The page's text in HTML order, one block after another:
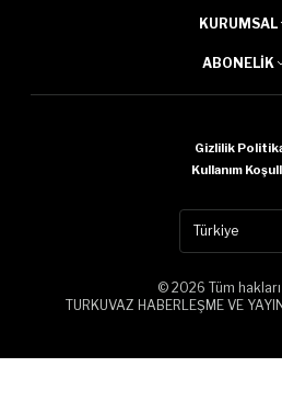
KURUMSAL
ABONELIK
Gizlilik
Kullanım
Türkiye
© 2026 Tüm hakları
TURKUVAZ HABERLEŞME VE